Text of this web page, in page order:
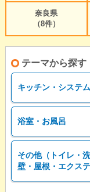
奈良県
（8件）
テーマから探す
キッチン・システ
浴室・お風呂
その他（トイレ・
壁・屋根・エクス